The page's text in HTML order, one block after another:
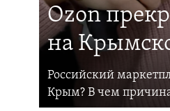
Ozon
на
Российский
Крым? В чем